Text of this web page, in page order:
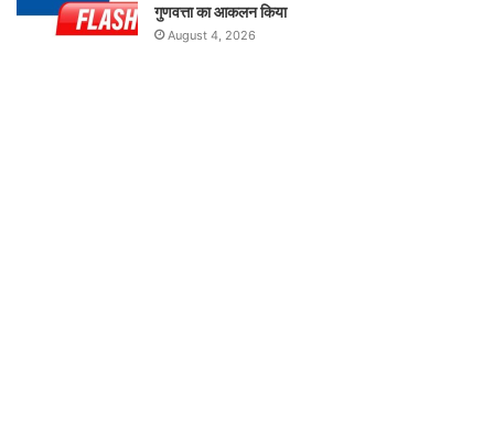
गुणवत्ता का आकलन किया
August 4, 2026